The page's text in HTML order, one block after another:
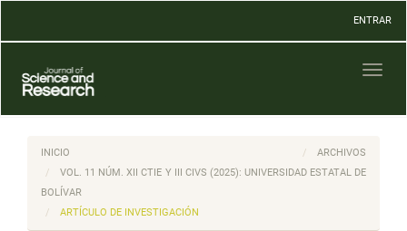
Contenido
Barra
lateral
ENTRAR
INICIO
ARCHIVOS
VOL. 11 NÚM. XII CTIE Y III CIVS (2025): UNIVERSIDAD ESTATAL DE
BOLÍVAR
ARTÍCULO DE INVESTIGACIÓN